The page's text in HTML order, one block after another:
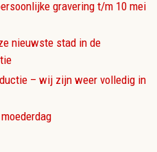
gravering t/m 10 mei
nieuwste stad in de
– wij zijn weer volledig in